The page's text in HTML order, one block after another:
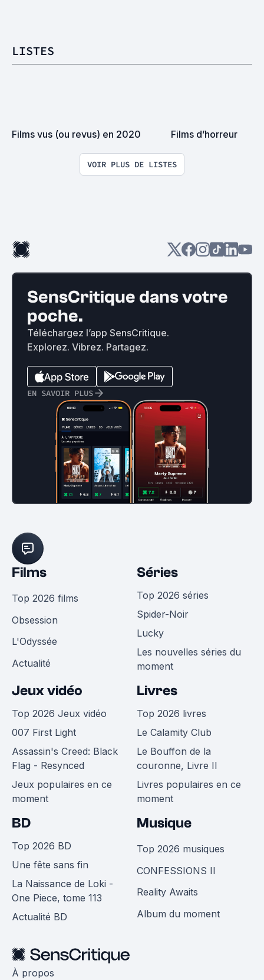
LISTES
Films vus (ou revus) en 2020 Films d’horreur
VOIR PLUS DE LISTES
SensCritique dans votre
poche.
Téléchargez l’app SensCritique.
Explorez. Vibrez. Partagez.
EN SAVOIR PLUS
Films
Top 2026 films
Obsession
L'Odyssée
Actualité
Séries
Top 2026 séries
Spider-Noir
Lucky
Les nouvelles séries du
moment
Jeux vidéo
Top 2026 Jeux vidéo
007 First Light
Assassin's Creed: Black
Flag - Resynced
Jeux populaires en ce
moment
Livres
Top 2026 livres
Le Calamity Club
Le Bouffon de la
couronne, Livre II
Livres populaires en ce
moment
BD
Top 2026 BD
Une fête sans fin
La Naissance de Loki -
One Piece, tome 113
Actualité BD
Musique
Top 2026 musiques
CONFESSIONS II
Reality Awaits
Album du moment
À propos